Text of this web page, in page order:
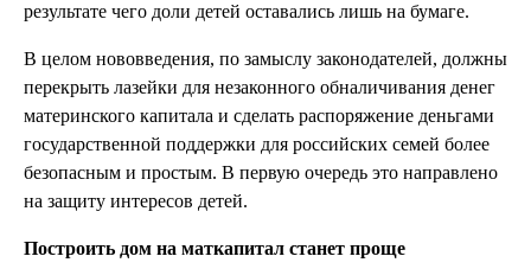
результате чего доли детей оставались лишь на бумаге.
В целом нововведения, по замыслу законодателей, должны
перекрыть лазейки для незаконного обналичивания денег
материнского капитала и сделать распоряжение деньгами
государственной поддержки для российских семей более
безопасным и простым. В первую очередь это направлено
на защиту интересов детей.
Построить дом на маткапитал станет проще